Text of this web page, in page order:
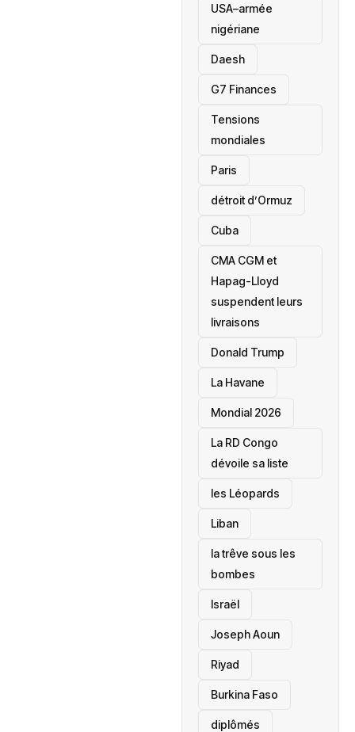
USA–armée
nigériane
Daesh
‎G7 Finances
Tensions
mondiales
Paris
détroit d’Ormuz
‎Cuba
CMA CGM et
Hapag-Lloyd
suspendent leurs
livraisons
Donald Trump
La Havane
Mondial 2026
La RD Congo
dévoile sa liste
les Léopards
‎Liban
la trêve sous les
bombes
Israël
Joseph Aoun
Riyad
Burkina Faso
diplômés